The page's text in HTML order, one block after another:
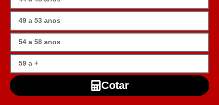
Cotar